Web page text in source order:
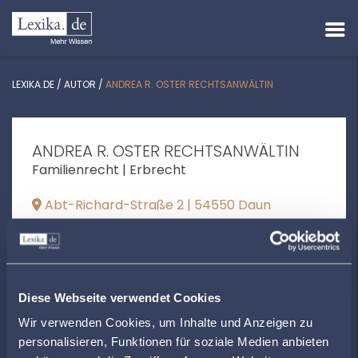
Diese Webseite verwendet Cookies
Wir verwenden Cookies, um Inhalte und Anzeigen zu
personalisieren, Funktionen für soziale Medien anbieten
LEXIKA.DE / AUTOR / ANDREA R. OSTER RECHTSANWÄLTIN
ANDREA R. OSTER RECHTSANWÄLTIN
Familienrecht | Erbrecht
Abt-Richard-Straße 2 | 54550 Daun
oster@kanzlei-oster.com
+4965929845365
www.kanzlei-oster.com
ÖFFNUNGSZEITEN